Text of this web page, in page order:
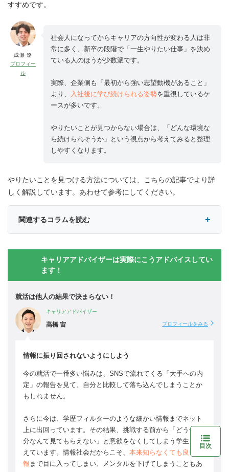
すすめです。
成瀬 遼
プロフィー
ル
社会人になってからキャリアの方向性が変わる人は非
常に多く、新卒の段階で「一生やりたい仕事」を決め
ている人のほうが少数派です。
実際、企業側も「最初から強い志望動機があること」
より、
入社後に学び続けられる姿勢を重視しているケ
ースが多いです。
やりたいことが見つからない場合は、「どんな環境な
ら続けられそうか」という視点から考えてみると整理
しやすくなります。
やりたいことを見つける方法については、こちらの記事でより詳
しく解説しています。あわせて参考にしてください。
関連するコラムを読む
キャリアアドバイザーは実際にこうアドバイスしてい
ます！
就活は他人の結果で決まらない！
キャリアアドバイザー
高橋 宙 プロフィールをみる
情報に振り回されないようにしよう
今の就活で一番多い悩みは、SNSで流れてくる「大手への内
定」の報告を見て、自分と比較して落ち込んでしまうことか
もしれません。
さらに今は、学歴フィルターのような細かい情報までネット
上に出回っています。その結果、挑戦する前から「どうせ自
分なんて見てもらえない」と意欲をなくしてしまう学生も増
えています。情報社会だからこそ、 本来知らなくても良い情
報 まで目に入ってしまい、メンタルを下げてしまうこともあ
目次